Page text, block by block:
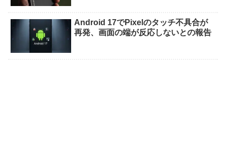
Android 17でPixelのタッチ不具合が
再発、画面の端が反応しないとの報告